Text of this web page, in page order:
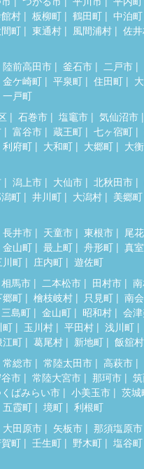
村
板柳町 鶴田町
中泊町
町
東通村 風間浦村 佐
陸前高田市 釜石市 二戸市
金ケ崎町
平泉町 住田町
一戸町
石巻市 塩竈市 気仙沼市
富谷市 蔵王町 七ヶ宿町
利府町
大和町 大郷町 大
潟上市 大仙市 北秋田市
町
井川町 大潟村 美郷町
長井市 天童市 東根市
尾
金山町
最上町 舟形町
真
川町
庄内町
遊佐町
相馬市
二本松市 田村市
郷町
檜枝岐村 只見町
南
三島町
金山町 昭和村
会
町
玉川村 平田村 浅川町
江町
葛尾村 新地町
飯舘村
常総市
常陸太田市 高萩市
市
常陸大宮市 那珂市
ばみらい市
小美玉市
茨城
五霞町
境町
利根町
大田原市
矢板市
那須塩原市
町
壬生町 野木町 塩谷町